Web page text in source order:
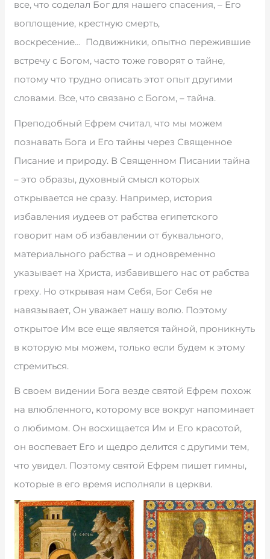
все, что соделал Бог для нашего спасения, – Его
воплощение, крестную смерть,
воскресение… Подвижники, опытно пережившие
встречу с Богом, часто тоже говорят о тайне,
потому что трудно описать этот опыт другими
словами. Все, что связано с Богом, – тайна.
Преподобный Ефрем считал, что мы можем
познавать Бога и Его тайны через Священное
Писание и природу. В Священном Писании тайна
– это образы, духовный смысл которых
открывается не сразу. Например, история
избавления иудеев от рабства египетского
говорит нам об избавлении от буквального,
материального рабства – и одновременно
указывает на Христа, избавившего нас от рабства
греху. Но открывая нам Себя, Бог Себя не
навязывает, Он уважает нашу волю. Поэтому
открытое Им все еще является тайной, проникнуть
в которую мы можем, только если будем к этому
стремиться.
В своем видении Бога везде святой Ефрем похож
на влюбленного, которому все вокруг напоминает
о любимом. Он восхищается Им и Его красотой,
он воспевает Его и щедро делится с другими тем,
что увидел. Поэтому святой Ефрем пишет гимны,
которые в его время исполняли в церкви.